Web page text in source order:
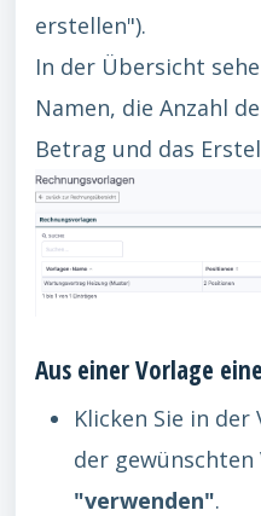
erstellen").
In der Übersicht
Namen, die Anzahl
Betrag und das
Aus einer Vorlage
Klicken Sie in
der gewünschten
"verwenden".